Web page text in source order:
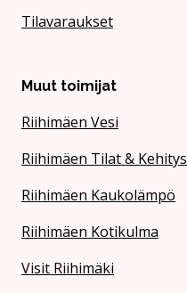
Tilavaraukset
Muut toimijat
Riihimäen Vesi
Riihimäen Tilat & Kehitys
Riihimäen Kaukolämpö
Riihimäen Kotikulma
Visit Riihimäki